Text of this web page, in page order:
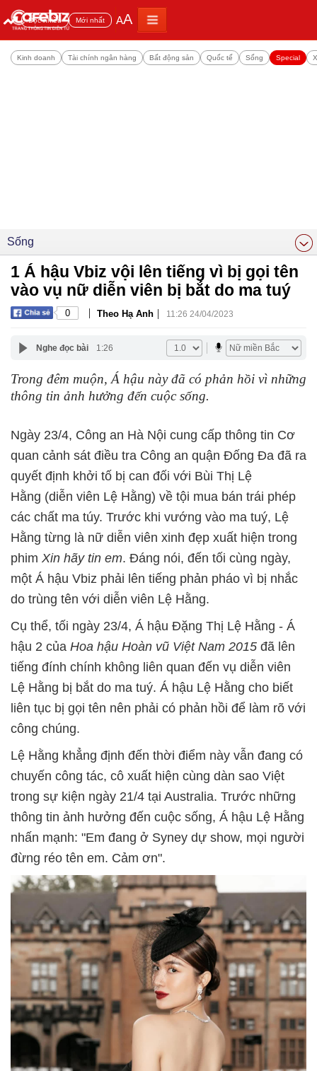
Đọc nhiều Mới nhất AA
Kinh doanh Tài chính ngân hàng Bất động sản Quốc tế Sống Special
Sống
1 Á hậu Vbiz vội lên tiếng vì bị gọi tên
vào vụ nữ diễn viên bị bắt do ma tuý
0 | Theo Hạ Anh | 11:26 24/04/2023
Nghe đọc bài 1:26
Trong đêm muộn, Á hậu này đã có phản hồi vì những
thông tin ảnh hưởng đến cuộc sống.
Ngày 23/4, Công an Hà Nội cung cấp thông tin Cơ
quan cảnh sát điều tra Công an quận Đống Đa đã ra
quyết định khởi tố bị can đối với Bùi Thị Lệ
Hằng (diễn viên Lệ Hằng) về tội mua bán trái phép
các chất ma túy. Trước khi vướng vào ma tuý, Lệ
Hằng từng là nữ diễn viên xinh đẹp xuất hiện trong
phim Xin hãy tin em. Đáng nói, đến tối cùng ngày,
một Á hậu Vbiz phải lên tiếng phản pháo vì bị nhắc
do trùng tên với diễn viên Lệ Hằng.
Cụ thể, tối ngày 23/4, Á hậu Đặng Thị Lệ Hằng - Á
hậu 2 của Hoa hậu Hoàn vũ Việt Nam 2015 đã lên
tiếng đính chính không liên quan đến vụ diễn viên
Lệ Hằng bị bắt do ma tuý. Á hậu Lệ Hằng cho biết
liên tục bị gọi tên nên phải có phản hồi để làm rõ với
công chúng.
Lệ Hằng khẳng định đến thời điểm này vẫn đang có
chuyến công tác, cô xuất hiện cùng dàn sao Việt
trong sự kiện ngày 21/4 tại Australia. Trước những
thông tin ảnh hưởng đến cuộc sống, Á hậu Lệ Hằng
nhấn mạnh: "Em đang ở Syney dự show, mọi người
đừng réo tên em. Cảm ơn".